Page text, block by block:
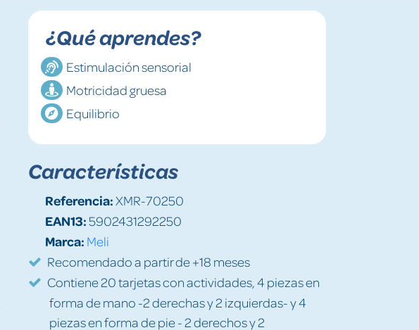
¿Qué aprendes?
Estimulación sensorial
Motricidad gruesa
Equilibrio
Características
Referencia:XMR-70250
EAN13:5902431292250
Marca: Meli
Recomendado a partir de +18 meses
Contiene 20 tarjetas con actividades, 4 piezas en
forma de mano -2 derechas y 2 izquierdas- y 4
piezas en forma de pie - 2 derechos y 2